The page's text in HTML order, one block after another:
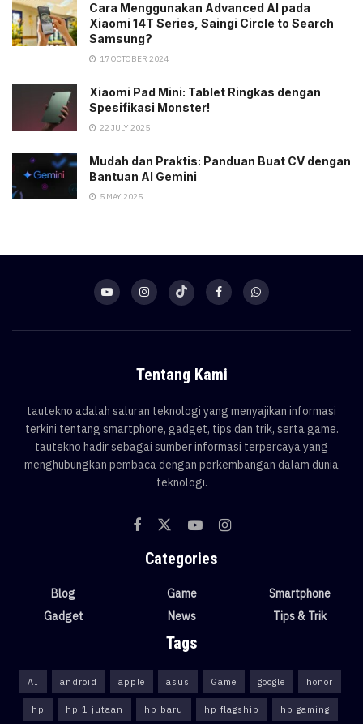
Cara Menggunakan Advanced AI pada
Xiaomi 14T Series, Saingi Circle to Search
Samsung?
17 OCTOBER 2024
Xiaomi Pad Mini: Tablet Ringkas dengan
Spesifikasi Monster!
22 JULY 2025
Mudah dan Praktis: Panduan Buat CV dengan
Bantuan AI Gemini
5 MAY 2025
Tentang Kami
tautekno adalah saluran teknologi yang menyajikan informasi
terkini tentang smartphone, gadget, tips dan trik, serta game.
tautekno hadir sebagai sumber informasi terpercaya yang
menghubungkan pembaca dengan perkembangan dalam dunia
teknologi.
Categories
Blog
Gadget
Game
News
Smartphone
Tips & Trik
Tags
AI android apple asus Game google honor
hp hp 1 jutaan hp baru hp flagship hp gaming